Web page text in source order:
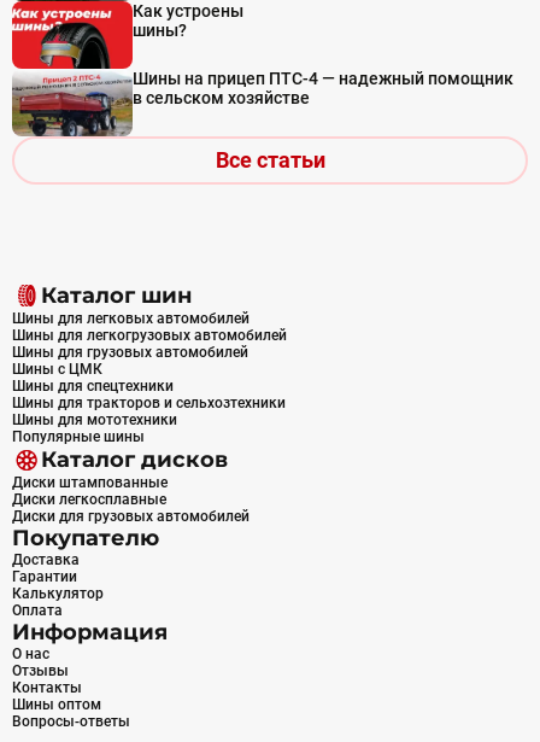
Как устроены
шины?
Шины на прицеп ПТС-4 — надежный помощник
в сельском хозяйстве
Все статьи
Каталог шин
Шины для легковых автомобилей
Шины для легкогрузовых автомобилей
Шины для грузовых автомобилей
Шины с ЦМК
Шины для спецтехники
Шины для тракторов и сельхозтехники
Шины для мототехники
Популярные шины
Каталог дисков
Диски штампованные
Диски легкосплавные
Диски для грузовых автомобилей
Покупателю
Доставка
Гарантии
Калькулятор
Оплата
Информация
О нас
Отзывы
Контакты
Шины оптом
Вопросы-ответы